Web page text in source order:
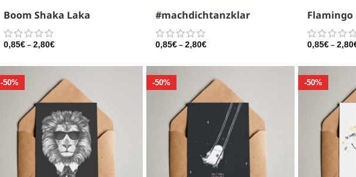
Boom Shaka Laka
0,85€ – 2,80€
#machdichtanzklar
0,85€ –2,80€
Flamingo
0,85€ –2,80
-50% -50% -50%